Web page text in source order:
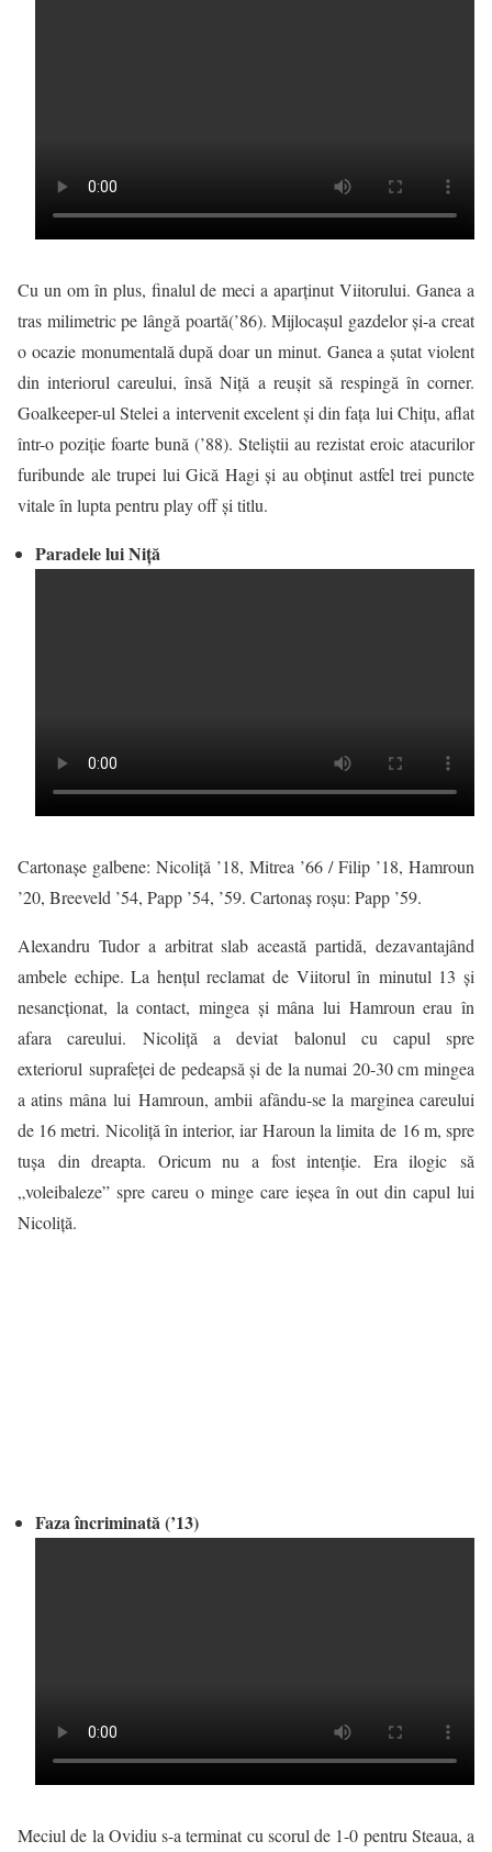
Cu un om în plus, finalul de meci a aparţinut Viitorului. Ganea a
tras milimetric pe lângă poartă(’86). Mijlocaşul gazdelor şi-a creat
o ocazie monumentală după doar un minut. Ganea a şutat violent
din interiorul careului, însă Niţă a reuşit să respingă în corner.
Goalkeeper-ul Stelei a intervenit excelent şi din faţa lui Chiţu, aflat
într-o poziţie foarte bună (’88). Steliştii au rezistat eroic atacurilor
furibunde ale trupei lui Gică Hagi şi au obţinut astfel trei puncte
vitale în lupta pentru play off și titlu.
Paradele lui Niță
Cartonaşe galbene: Nicoliţă ’18, Mitrea ’66 / Filip ’18, Hamroun
’20, Breeveld ’54, Papp ’54, ’59. Cartonaş roşu: Papp ’59.
Alexandru Tudor a arbitrat slab această partidă, dezavantajând
ambele echipe. La hențul reclamat de Viitorul în minutul 13 și
nesancționat, la contact, mingea și mâna lui Hamroun erau în
afara careului. Nicoliţă a deviat balonul cu capul spre
exteriorul suprafeței de pedeapsă și de la numai 20-30 cm mingea
a atins mâna lui Hamroun, ambii afându-se la marginea careului
de 16 metri. Nicoliță în interior, iar Haroun la limita de 16 m, spre
tușa din dreapta. Oricum nu a fost intenție. Era ilogic să
„voleibaleze” spre careu o minge care ieșea în out din capul lui
Nicoliță.
Faza încriminată (’13)
Meciul de la Ovidiu s-a terminat cu scorul de 1-0 pentru Steaua, a